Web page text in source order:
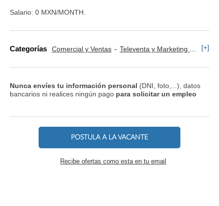
Salario: 0 MXN/MONTH.
Categorías Comercial y Ventas Televenta y Marketing Telefónico [+]
Nunca envíes tu información personal (DNI, foto,...), datos
bancarios ni realices ningún pago para solicitar un empleo
POSTULA A LA VACANTE
Recibe ofertas como esta en tu email